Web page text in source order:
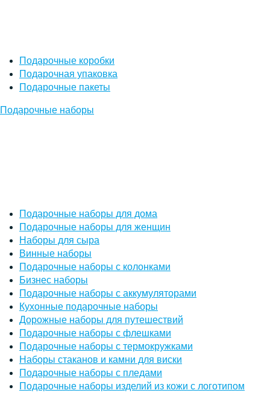
Подарочные коробки
Подарочная упаковка
Подарочные пакеты
Подарочные наборы
Подарочные наборы для дома
Подарочные наборы для женщин
Наборы для сыра
Винные наборы
Подарочные наборы с колонками
Бизнес наборы
Подарочные наборы с аккумуляторами
Кухонные подарочные наборы
Дорожные наборы для путешествий
Подарочные наборы с флешками
Подарочные наборы с термокружками
Наборы стаканов и камни для виски
Подарочные наборы с пледами
Подарочные наборы изделий из кожи с логотипом